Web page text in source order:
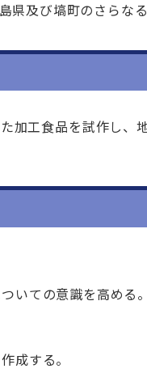
及び塙町のさらな
加工食品を試作し
いての意識を高める。
成する。